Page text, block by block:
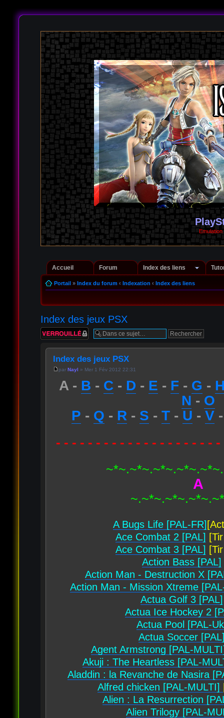
Accueil Forum Index des liens
Portail» Index du forum ‹ Indexation ‹ Index des liens
Index des jeux PSX
Sujet verrouillé
Index des jeux PSX
par Nayl » Mer 1 Fév 2012 22:31
A - B - C- D - E - F - G -
N - O
P - Q - R - S - T- U - V
- - - - - - - - - - - - - - - - - - - -
A
A Bugs Life [PAL-FR]
Ace Combat 2 [PAL]
Ace Combat 3 [PAL]
Action Bass [PAL]
Action Man - Destruction X
Action Man - Mission Xtreme
Actua Golf 3 [PAL]
Actua Ice Hockey 2
Actua Pool [PAL-
Actua Soccer
Agent Armstrong [PAL-
Akuji : The Heartless [PAL-
Aladdin : la Revanche de Nasira
Alfred chicken [PAL-MULTI]
Alien : La Resurrection
Alien Trilogy [PAL-